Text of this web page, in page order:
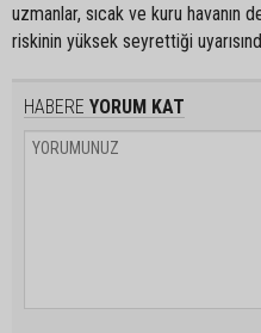
uzmanlar, sıcak ve kuru havanın
riskinin yüksek seyrettiği
HABERE YORUM KAT